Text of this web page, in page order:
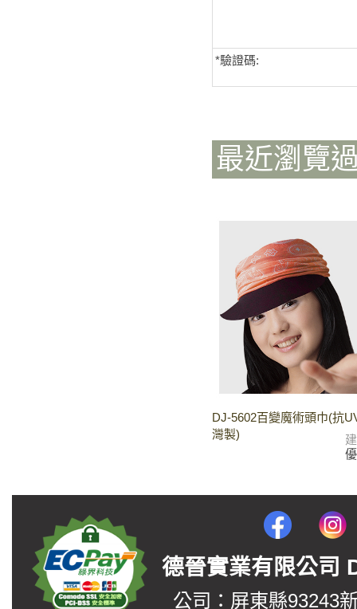
*驗證碼:
最近瀏覽
DJ-5602百變魔術頭巾(抗
灣製)
德晉實業有限公
公司：屏東縣93243